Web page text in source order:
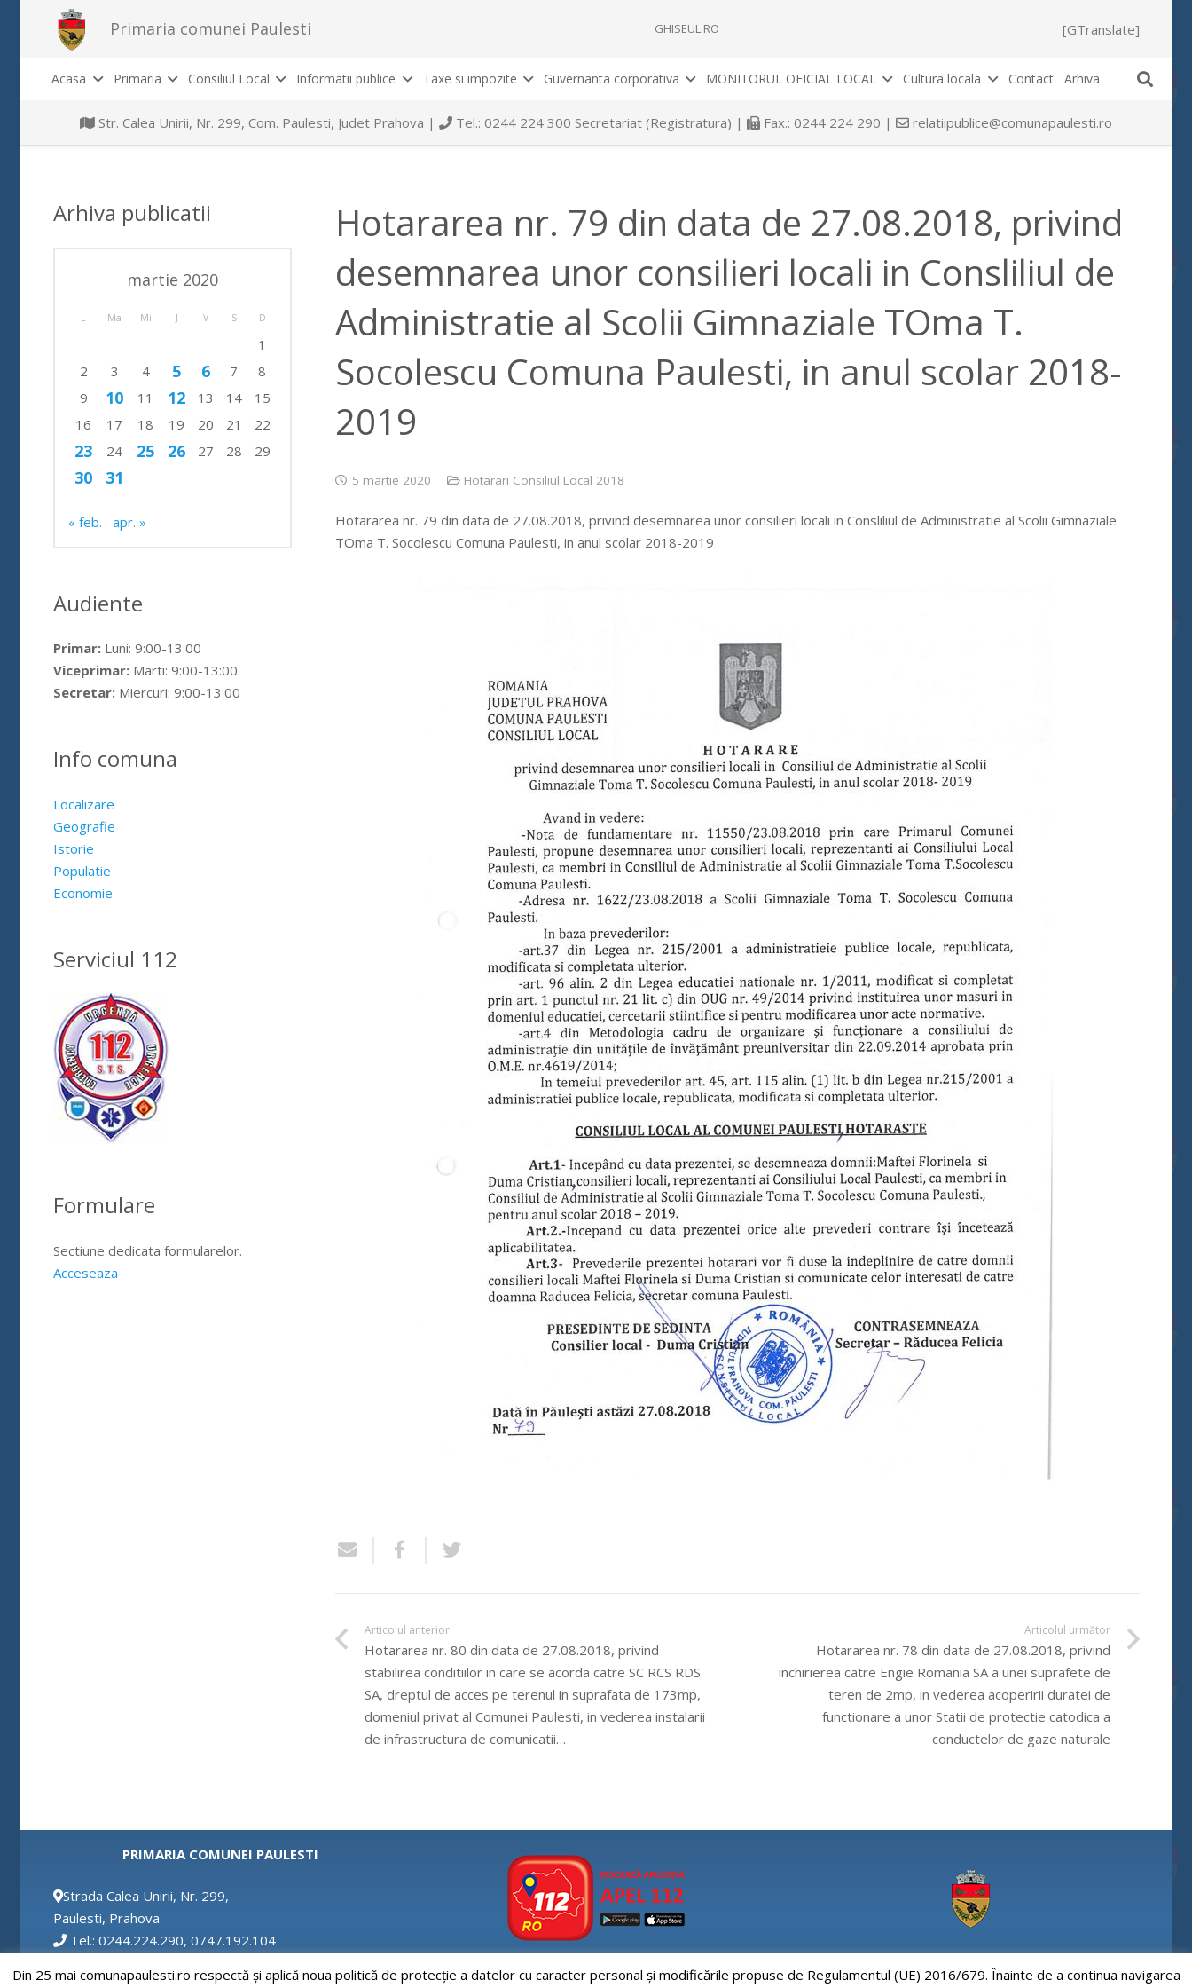
Primaria comunei Paulesti GHISEUL.RO [GTranslate]
Acasa Primaria Consiliul Local Informatii publice Taxe si impozite Guvernanta corporativa MONITORUL OFICIAL LOCAL Cultura locala Contact Arhiva
Str. Calea Unirii, Nr. 299, Com. Paulesti, Judet Prahova | Tel.: 0244 224 300 Secretariat (Registratura) | Fax.: 0244 224 290 | relatiipublice@comunapaulesti.ro
Hotararea nr. 79 din data de 27.08.2018, privind
desemnarea unor consilieri locali in Consliliul de
Administratie al Scolii Gimnaziale TOma T.
Socolescu Comuna Paulesti, in anul scolar 2018-
2019
5 martie 2020 Hotarari Consiliul Local 2018
Hotararea nr. 79 din data de 27.08.2018, privind desemnarea unor consilieri locali in Consliliul de Administratie al Scolii Gimnaziale
TOma T. Socolescu Comuna Paulesti, in anul scolar 2018-2019
Articolul anterior
Hotararea nr. 80 din data de 27.08.2018, privind
stabilirea conditiilor in care se acorda catre SC RCS RDS
SA, dreptul de acces pe terenul in suprafata de 173mp,
domeniul privat al Comunei Paulesti, in vederea instalarii
de infrastructura de comunicatii…
Articolul următor
Hotararea nr. 78 din data de 27.08.2018, privind
inchirierea catre Engie Romania SA a unei suprafete de
teren de 2mp, in vederea acoperirii duratei de
functionare a unor Statii de protectie catodica a
conductelor de gaze naturale
Arhiva publicatii
martie 2020
L Ma Mi J V S D
1
2
3 4 5 6 7
8
9
10 11 12 13 14
15
16
17 18 19 20 21 22
23 24 25 26 27 28 29
30 31
« feb. apr. »
Audiente
Primar:Luni: 9:00-13:00
Viceprimar:Marti: 9:00-13:00
Secretar:Miercuri: 9:00-13:00
Info comuna
Localizare
Geografie
Istorie
Populatie
Economie
Serviciul 112
Formulare
Sectiune dedicata formularelor.
Acceseaza
PRIMARIA COMUNEI PAULESTI
Strada Calea Unirii, Nr. 299,
Paulesti, Prahova
Tel.: 0244.224.290, 0747.192.104
Email: secretar@comunapaulesti.ro
Aplicatia APEL112
Din 25 mai comunapaulesti.ro respectă și aplică noua politică de protecție a datelor cu caracter personal și modificările propuse de Regulamentul (UE) 2016/679. Înainte de a continua navigarea